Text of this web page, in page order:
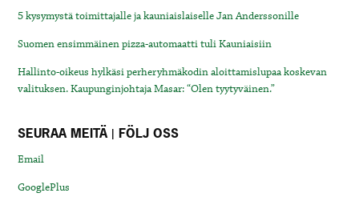
5 kysymystä toimittajalle ja kauniaislaiselle Jan Anderssonille
Suomen ensimmäinen pizza-automaatti tuli Kauniaisiin
Hallinto-oikeus hylkäsi perheryhmäkodin aloittamislupaa koskevan
valituksen. Kaupunginjohtaja Masar: “Olen tyytyväinen.”
SEURAA MEITÄ | FÖLJ OSS
Email
GooglePlus